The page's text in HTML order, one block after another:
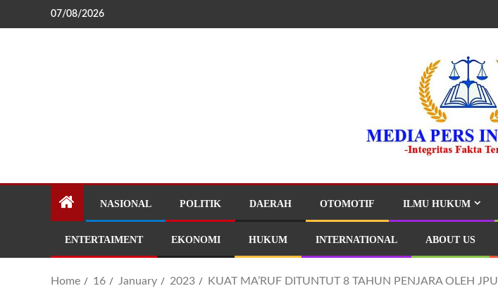
07/08/2026
NASIONAL POLITIK DAERAH OTOMOTIF ILMU HUKUM
ENTERTAIMENT EKONOMI HUKUM INTERNATIONAL ABOUT US
Home 16 January 2023 KUAT MA’RUF DITUNTUT 8 TAHUN PENJARA OLEH JPU